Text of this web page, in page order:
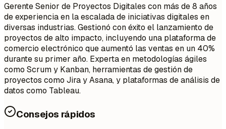
Gerente Senior de Proyectos Digitales con más de 8 años
de experiencia en la escalada de iniciativas digitales en
diversas industrias. Gestionó con éxito el lanzamiento de
proyectos de alto impacto, incluyendo una plataforma de
comercio electrónico que aumentó las ventas en un 40%
durante su primer año. Experta en metodologías ágiles
como Scrum y Kanban, herramientas de gestión de
proyectos como Jira y Asana, y plataformas de análisis de
datos como Tableau.
Consejos rápidos